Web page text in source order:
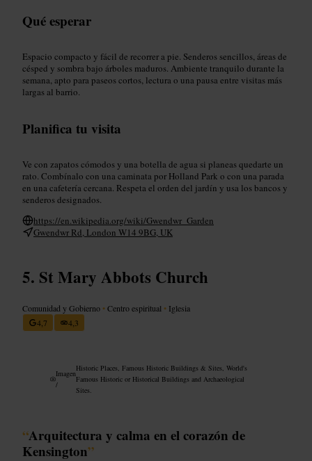
Qué esperar
Espacio compacto y fácil de recorrer a pie. Senderos sencillos, áreas de
césped y sombra bajo árboles maduros. Ambiente tranquilo durante la
semana, apto para paseos cortos, lectura o una pausa entre visitas más
largas al barrio.
Planifica tu visita
Ve con zapatos cómodos y una botella de agua si planeas quedarte un
rato. Combínalo con una caminata por Holland Park o con una parada
en una cafetería cercana. Respeta el orden del jardín y usa los bancos y
senderos designados.
https://en.wikipedia.org/wiki/Gwendwr_Garden
Gwendwr Rd, London W14 9BG, UK
St Mary Abbots Church
Comunidad y Gobierno •Centro espiritual • Iglesia
4,7
4,3
Imagen
/
Historic Places, Famous Historic Buildings & Sites, World's
Famous Historic or Historical Buildings and Archaeological
Sites.
“Arquitectura y calma en el corazón de
Kensington”